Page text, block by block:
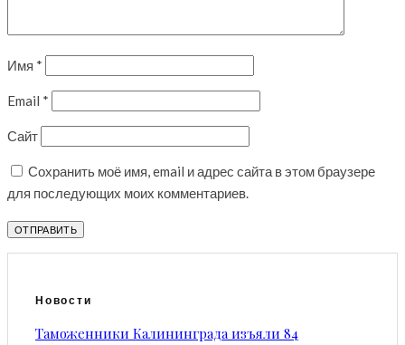
Имя *
Email *
Сайт
Сохранить моё имя, email и адрес сайта в этом браузере
для последующих моих комментариев.
Новости
Таможенники Калининграда изъяли 84